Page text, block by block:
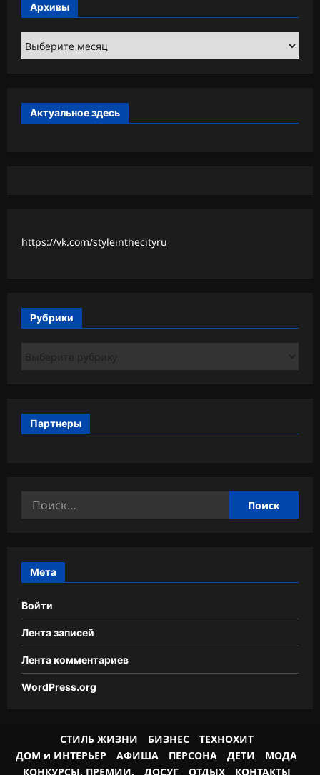
Архивы
Архивы
Актуальное здесь
https://vk.com/styleinthecityru
Рубрики
Партнеры
Найти:
Мета
Войти
Лента записей
Лента комментариев
WordPress.org
СТИЛЬ ЖИЗНИ БИЗНЕС
ТЕХНОХИТ
ДОМ и ИНТЕРЬЕР
АФИША ПЕРСОНА ДЕТИ
МОДА
КОНКУРСЫ. ПРЕМИИ.
ДОСУГ ОТДЫХ КОНТАКТЫ